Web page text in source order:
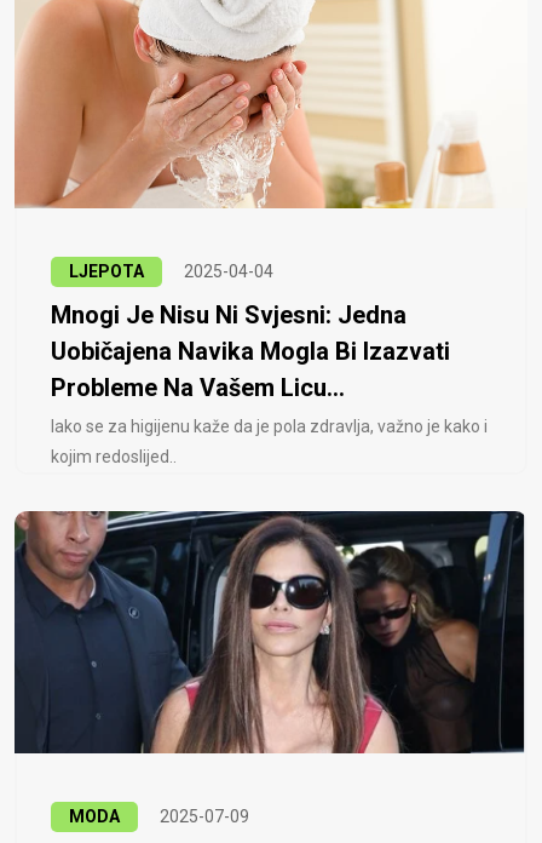
LJEPOTA 2025-04-04
Mnogi Je Nisu Ni Svjesni: Jedna
Uobičajena Navika Mogla Bi Izazvati
Probleme Na Vašem Licu...
Iako se za higijenu kaže da je pola zdravlja, važno je kako i
kojim redoslijed..
MODA 2025-07-09